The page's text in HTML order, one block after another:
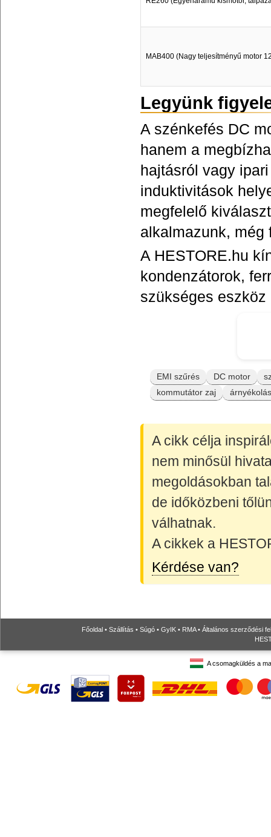
MAB400 (Nagy teljesítményű motor
Legyünk
A szénkefés DC
hanem a
hajtásról vagy
induktivitások
megfelelő
alkalmazunk, még
A HESTORE.hu
kondenzátorok,
szükséges
EMI szűrés DC motor
kommutátor zaj
árnyékolás
A cikk célja
nem minősül
megoldásokban
de időközbeni
válhatnak.
A cikkek a
Kérdése van?
Főoldal • Szállítás • Súgó • GyIK • RMA• Általános szerződési
A csomagküldés a